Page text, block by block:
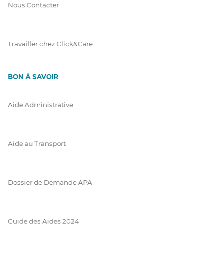
Nous Contacter
Travailler chez Click&Care
BON À SAVOIR
Aide Administrative
Aide au Transport
Dossier de Demande APA
Guide des Aides 2024